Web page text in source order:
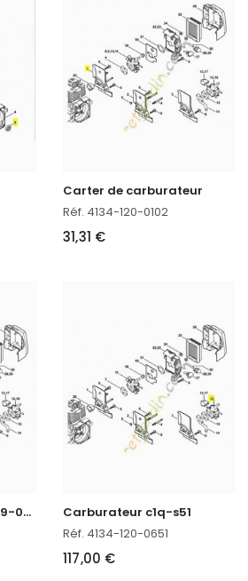
Carter de carburateur
Réf. 4134-120-0102
31,31 €
J
oint Stihl réf. 4128-129-0900 en stock
Carburateur c1q-s51
Réf. 4134-120-0651
117,00 €